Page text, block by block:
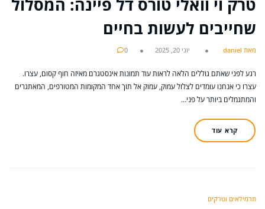
שחייבים לעשות בחיים
מאת daniel יוני 20, 2025 0
רגע לפני שאתם גוללים הלאה לראות עוד תמונות אינסטגרם מאיזה חוף קסום, עצרו.
עצרו כי אנחנו עומדים לצלול עמוק, עמוק אל תוך אחד המקומות המטורפים, המאתגרים
והמתגמלים ביותר על פני…
קרא עוד
תרמילאים וטרקים